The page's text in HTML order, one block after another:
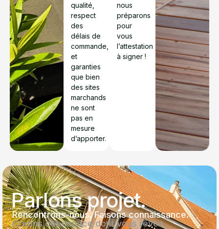
qualité,
respect
des
délais de
commande,
et
garanties
que bien
des sites
marchands
ne sont
pas en
mesure
d’apporter.
nous
préparons
pour
vous
l’attestation
à signer !
Parlons projet.
Rencontrons-nous. Faisons connaissance.
Créons cet espace dont vous rêvez.